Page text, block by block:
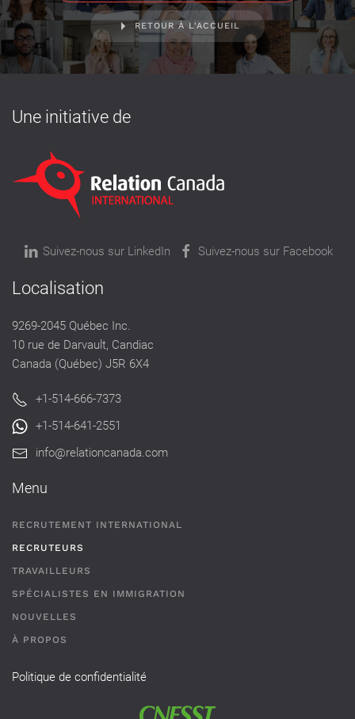
RETOUR À L'ACCUEIL
Une initiative de
Suivez-nous sur LinkedIn Suivez-nous sur Facebook
Localisation
9269-2045 Québec Inc.
10 rue de Darvault, Candiac
Canada (Québec) J5R 6X4
+1-514-666-7373
+1-514-641-2551
info@relationcanada.com
Menu
RECRUTEMENT INTERNATIONAL
RECRUTEURS
TRAVAILLEURS
SPÉCIALISTES EN IMMIGRATION
NOUVELLES
À PROPOS
Politique de confidentialité